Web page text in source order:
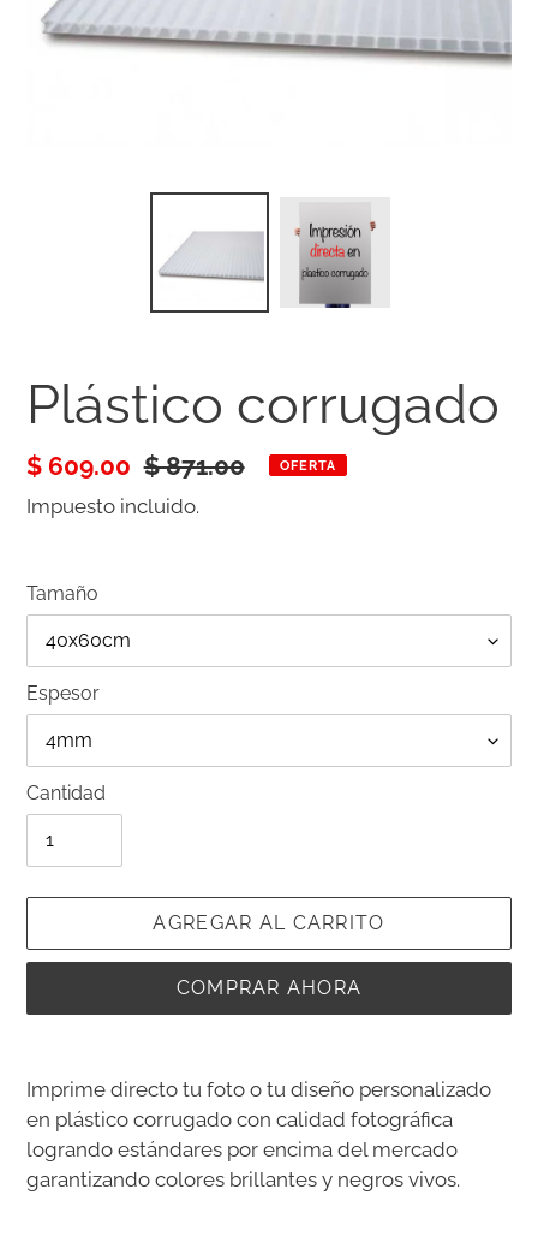
Plástico corrugado
Precio
de
$ 609.00 Precio
habitual
$ 871.00 OFERTA
Impuesto incluido.
Tamaño
Espesor
Cantidad
AGREGAR AL CARRITO
COMPRAR AHORA
el
producto
a
tu
Imprime directo tu foto o tu diseño personalizado
en plástico corrugado con calidad fotográfica
logrando estándares por encima del mercado
garantizando colores brillantes y negros vivos.